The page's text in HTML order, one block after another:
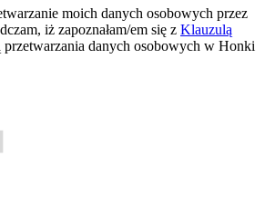
moich danych osobowych przez
iż zapoznałam/em się z Klauzulą
przetwarzania danych osobowych w Honki